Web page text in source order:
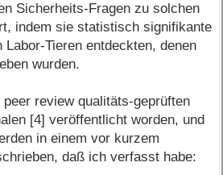
Sicherheits-Fragen zu solchen
indem sie statistisch signifikante
Labor-Tieren entdeckten, denen
wurden.
review qualitäts-geprüften
[4] veröffentlicht worden, und
in einem vor kurzem
daß ich verfasst habe: